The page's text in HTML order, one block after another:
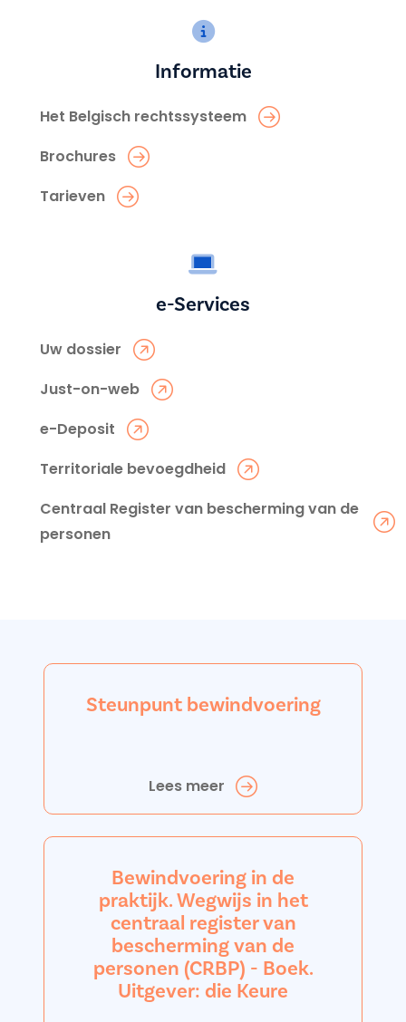
Informatie
Het Belgisch rechtssysteem
Brochures
Tarieven
e-Services
Uw dossier
Just-on-web
e-Deposit
Territoriale bevoegdheid
Centraal Register van bescherming van de
personen
Steunpunt bewindvoering
Lees meer
Bewindvoering in de
praktijk. Wegwijs in het
centraal register van
bescherming van de
personen (CRBP) - Boek.
Uitgever: die Keure